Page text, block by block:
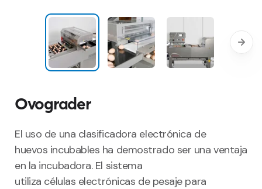
Ovograder
El uso de una clasificadora electrónica de
huevos incubables ha demostrado ser una ventaja
en la incubadora. El sistema
utiliza células electrónicas de pesaje para